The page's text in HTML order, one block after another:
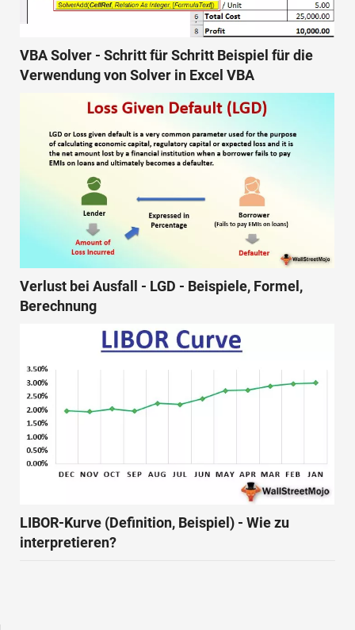
VBA Solver - Schritt für Schritt Beispiel für die
Verwendung von Solver in Excel VBA
Verlust bei Ausfall - LGD - Beispiele, Formel,
Berechnung
LIBOR-Kurve (Definition, Beispiel) - Wie zu
interpretieren?